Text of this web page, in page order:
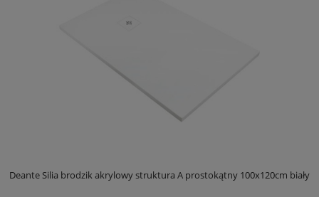
Deante Silia brodzik akrylowy struktura A prostokątny 100x120cm biały